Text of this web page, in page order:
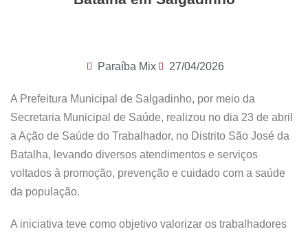
Paraíba Mix 27/04/2026
A Prefeitura Municipal de Salgadinho, por meio da
Secretaria Municipal de Saúde, realizou no dia 23 de abril
a Ação de Saúde do Trabalhador, no Distrito São José da
Batalha, levando diversos atendimentos e serviços
voltados à promoção, prevenção e cuidado com a saúde
da população.
A iniciativa teve como objetivo valorizar os trabalhadores